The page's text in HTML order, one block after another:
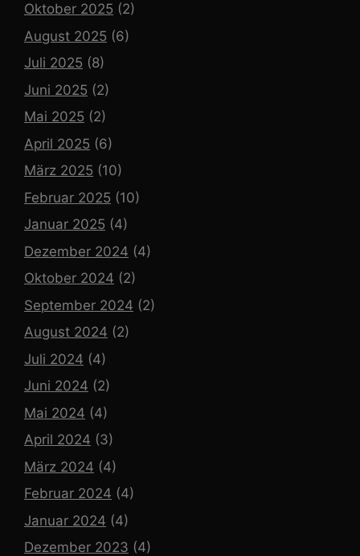
Oktober 2025 (2)
August 2025 (6)
Juli 2025 (8)
Juni 2025 (2)
Mai 2025 (2)
April 2025 (6)
März 2025 (10)
Februar 2025 (10)
Januar 2025 (4)
Dezember 2024 (4)
Oktober 2024 (2)
September 2024 (2)
August 2024 (2)
Juli 2024 (4)
Juni 2024 (2)
Mai 2024 (4)
April 2024 (3)
März 2024 (4)
Februar 2024 (4)
Januar 2024 (4)
Dezember 2023 (4)